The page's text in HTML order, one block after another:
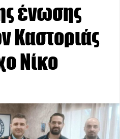
ένωσης
Καστοριάς
Νίκο